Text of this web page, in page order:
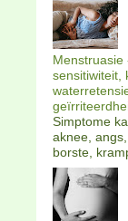
Menstruasie
sensitiwiteit,
Simptome
aknee,
borste,